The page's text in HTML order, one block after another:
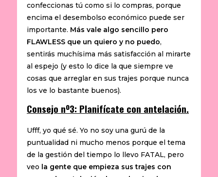
confeccionas tú como si lo compras, porque
encima el desembolso económico puede ser
importante. Más vale algo sencillo pero
FLAWLESS que un quiero y no puedo,
sentirás muchísima más satisfacción al mirarte
al espejo (y esto lo dice la que siempre ve
cosas que arreglar en sus trajes porque nunca
los ve lo bastante buenos).
Consejo nº3: Planifícate con antelación.
Ufff, yo qué sé. Yo no soy una gurú de la
puntualidad ni mucho menos porque el tema
de la gestión del tiempo lo llevo FATAL, pero
veo la gente que empieza sus trajes con